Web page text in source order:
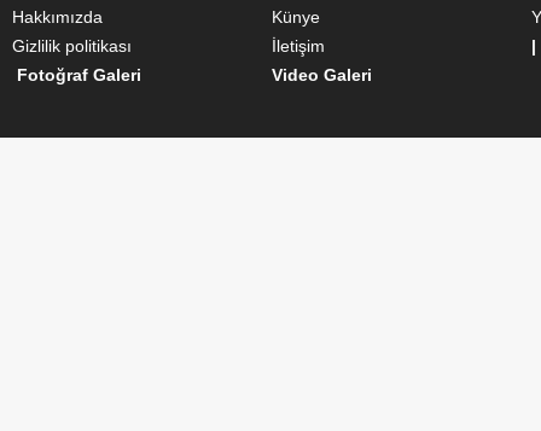
Hakkımızda Künye
Gizlilik politikası
İletişim
|
Fotoğraf Galeri
Video Galeri